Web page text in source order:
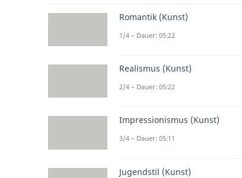
Romantik (Kunst)
1/4 – Dauer: 05:22
Realismus (Kunst)
2/4 – Dauer: 05:22
Impressionismus (Kunst)
3/4 – Dauer: 05:11
Jugendstil (Kunst)